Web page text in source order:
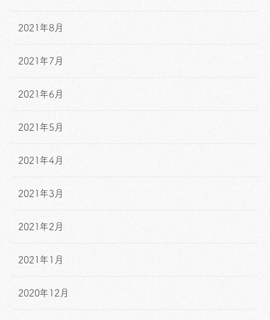
2021年8月
2021年7月
2021年6月
2021年5月
2021年4月
2021年3月
2021年2月
2021年1月
2020年12月